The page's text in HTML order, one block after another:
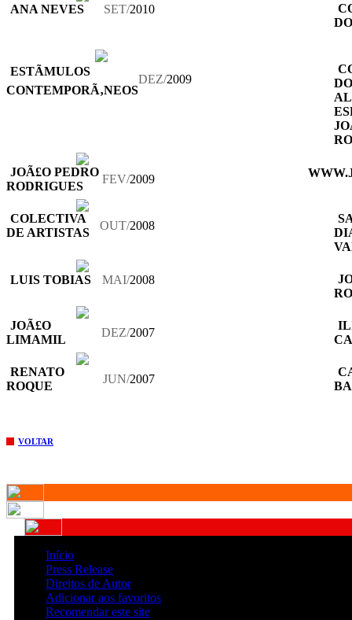
ANA NEVES SET/2010
ESTÃMULOS
CONTEMPORÃ‚NEOS
DEZ/2009
JOÃ£O PEDRO
RODRIGUES
FEV/2009
COLECTIVA
DE ARTISTAS
OUT/2008
LUIS TOBIAS MAI/2008
JOÃ£O
LIMAMIL
DEZ/2007
RENATO
ROQUE
JUN/2007
VOLTAR
Início
Press Release
Direitos de Autor
Adicionar aos favoritos
Recomendar este site